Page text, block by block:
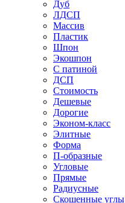
Дуб
ЛДСП
Массив
Пластик
Шпон
Экошпон
С патиной
ДСП
Стоимость
Дешевые
Дорогие
Эконом-класс
Элитные
Форма
П-образные
Угловые
Прямые
Радиусные
Скошенные углы